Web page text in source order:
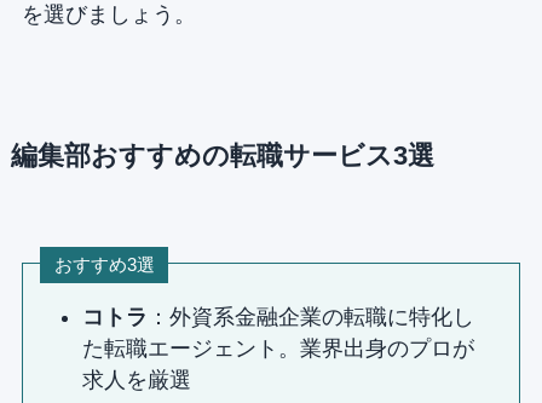
を選びましょう。
編集部おすすめの転職サービス3選
おすすめ3選
コトラ ：外資系金融企業の転職に特化し
た転職エージェント。業界出身のプロが
求人を厳選